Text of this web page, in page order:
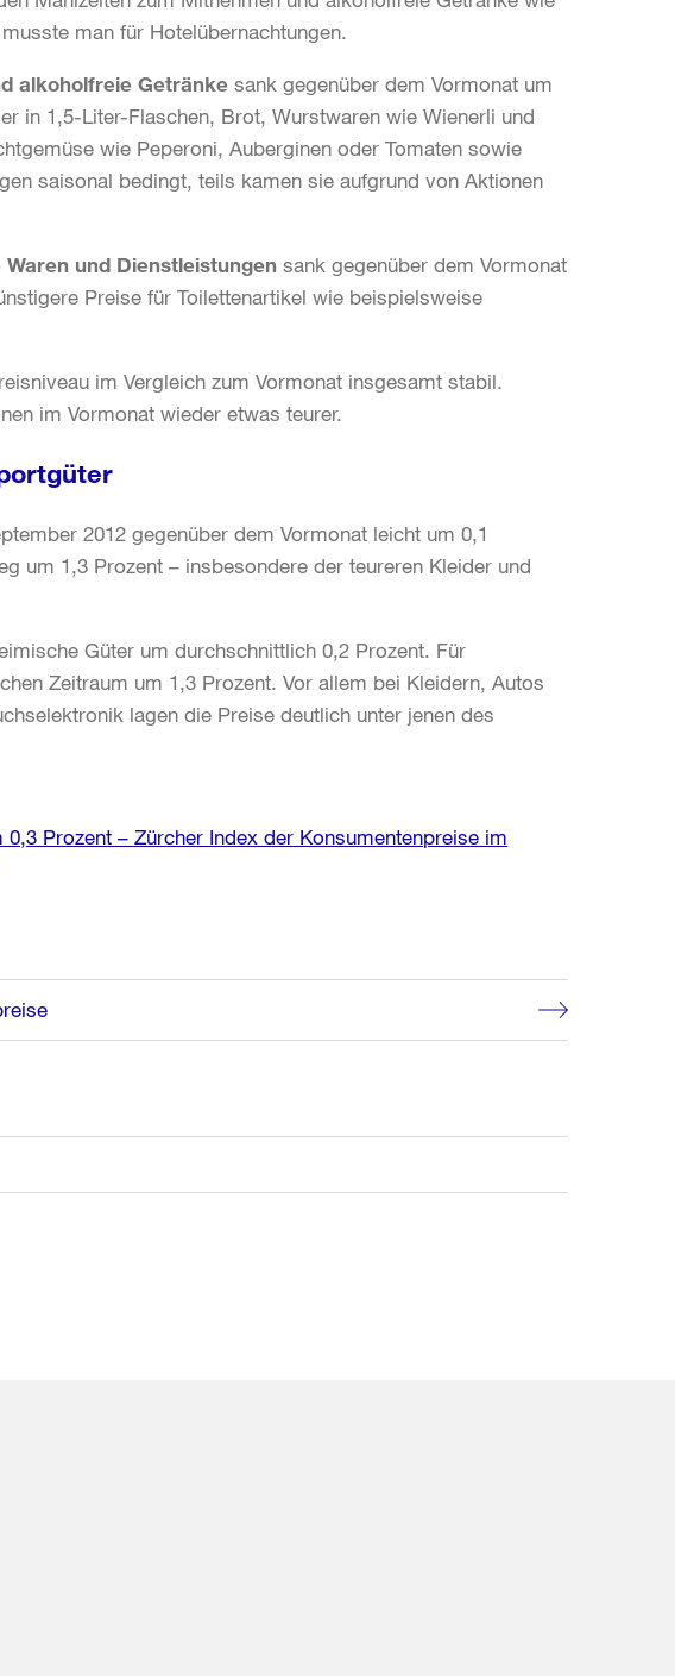
man für Hotelübernachtungen.
alkoholfreie Getränke sank gegenüber dem Vormonat um
in 1,5-Liter-Flaschen, Brot, Wurstwaren wie Wienerli und
wie Peperoni, Auberginen oder Tomaten sowie
saisonal bedingt, teils kamen sie aufgrund von Aktionen
Waren und Dienstleistungen sank gegenüber dem Vormonat
Preise für Toilettenartikel wie beispielsweise
im Vergleich zum Vormonat insgesamt stabil.
im Vormonat wieder etwas teurer.
2012 gegenüber dem Vormonat leicht um 0,1
um 1,3 Prozent – insbesondere der teureren Kleider und
Güter um durchschnittlich 0,2 Prozent. Für
Zeitraum um 1,3 Prozent. Vor allem bei Kleidern, Autos
lagen die Preise deutlich unter jenen des
Prozent – Zürcher Index der Konsumentenpreise im